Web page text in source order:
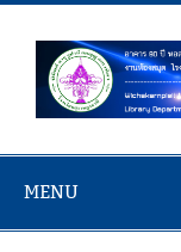
Skip
content
MENU